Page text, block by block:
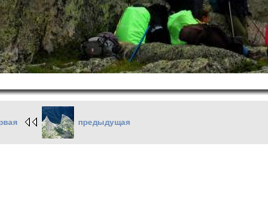
предыдущая